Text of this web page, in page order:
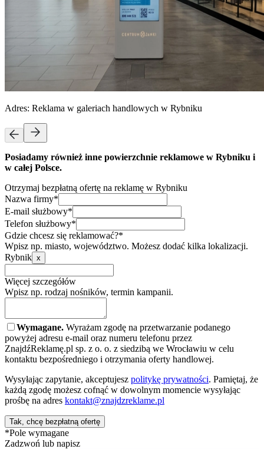
Adres: Reklama w galeriach handlowych w Rybniku
Posiadamy również inne powierzchnie reklamowe w Rybniku i
w całej Polsce.
Otrzymaj bezpłatną ofertę na reklamę w Rybniku
Nazwa firmy*
E-mail służbowy*
Telefon służbowy*
Gdzie chcesz się reklamować?*
Wpisz np. miasto, województwo. Możesz dodać kilka lokalizacji.
Rybnik x
Więcej szczegółów
Wpisz np. rodzaj nośników, termin kampanii.
Wymagane. Wyrażam zgodę na przetwarzanie podanego
powyżej adresu e-mail oraz numeru telefonu przez
ZnajdźReklamę.pl sp. z o. o. z siedzibą we Wrocławiu w celu
kontaktu bezpośredniego i otrzymania oferty handlowej.
Wysyłając zapytanie, akceptujesz politykę prywatności. Pamiętaj, że
każdą zgodę możesz cofnąć w dowolnym momencie wysyłając
prośbę na adres kontakt@znajdzreklame.pl
Tak, chcę bezpłatną ofertę
*Pole wymagane
Zadzwoń lub napisz